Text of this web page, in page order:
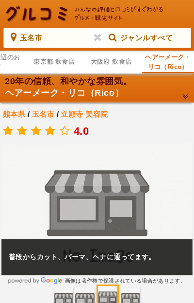
玉名市 ジャンルすべて
のお
東京都 飲食店 大阪府 飲食店
ヘアーメーク・
リコ（Rico）
20年の信頼、和やかな雰囲気。
ヘアーメーク・リコ（Rico）
熊本県 / 玉名市 / 立願寺 美容院
4.0
普段からカット、パーマ、ヘナに通ってます。
画像は著作権で保護されている場合があります。